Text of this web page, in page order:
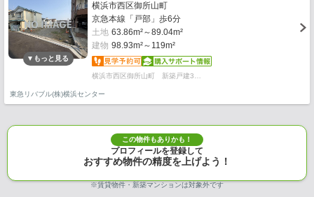
横浜市西区御所山町
京急本線「戸部」歩6分
土地 63.86m²～89.04m²
建物 98.93m²～119m²
横浜市西区御所山町 新築戸建3…
東急リバブル(株)横浜センター
この物件もありかも！
プロフィールを登録して
おすすめ物件の精度を上げよう！
※賃貸物件・新築マンションは対象外です